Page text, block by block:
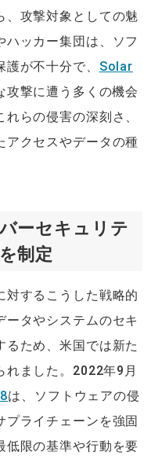
、攻撃対象としての魅
ハッカー集団は、ソフ
が不十分で、 Solar
撃に遭う多くの機会
らの侵害の深刻さ、
アクセスやデータの種
ーセキュリテ
制定
対するこうした戦略的
ータやシステムのセキ
るため、米国では新た
れました。2022年9月
は、ソフトウェアの侵
プライチェーンを強固
低限の基準や行動を要